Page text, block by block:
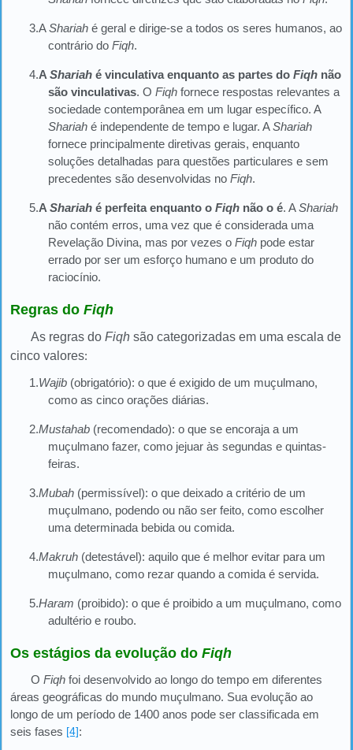
3.AShariah é geral e dirige-se a todos os seres humanos, ao
contrário do Fiqh.
4.A Shariah é vinculativa enquanto as partes do Fiqh não
são vinculativas. O Fiqh fornece respostas relevantes a
sociedade contemporânea em um lugar específico. A
Shariah é independente de tempo e lugar. AShariah
fornece principalmente diretivas gerais, enquanto
soluções detalhadas para questões particulares e sem
precedentes são desenvolvidas no Fiqh.
5.A Shariah é perfeita enquanto o Fiqh não o é. AShariah
não contém erros, uma vez que é considerada uma
Revelação Divina, mas por vezes o Fiqh pode estar
errado por ser um esforço humano e um produto do
raciocínio.
Regras do Fiqh
As regras doFiqh são categorizadas em uma escala de
cinco valores:
1.Wajib (obrigatório): o que é exigido de um muçulmano,
como as cinco orações diárias.
2.Mustahab (recomendado): o que se encoraja a um
muçulmano fazer, como jejuar às segundas e quintas-
feiras.
3.Mubah (permissível): o que deixado a critério de um
muçulmano, podendo ou não ser feito, como escolher
uma determinada bebida ou comida.
4.Makruh (detestável): aquilo que é melhor evitar para um
muçulmano, como rezar quando a comida é servida.
5.Haram (proibido): o que é proibido a um muçulmano, como
adultério e roubo.
Os estágios da evolução do Fiqh
OFiqh foi desenvolvido ao longo do tempo em diferentes
áreas geográficas do mundo muçulmano. Sua evolução ao
longo de um período de 1400 anos pode ser classificada em
seis fases [4]: